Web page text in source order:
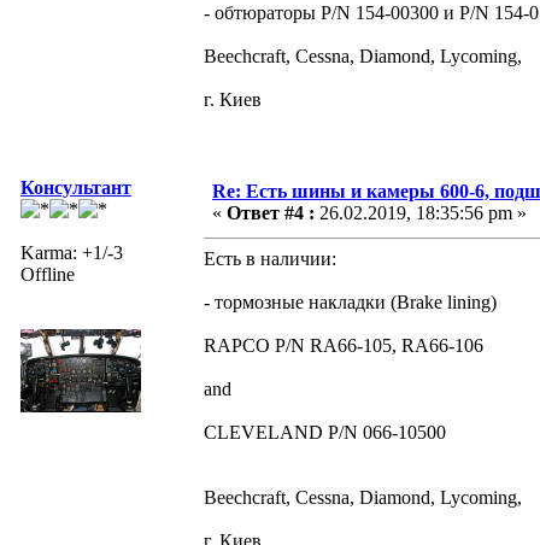
- обтюраторы P/N 154-00300 и P/N 154-
Beechcraft, Cessna, Diamond, Lycoming,
г. Киев
Консультант
Karma: +1/-3
Offline
Re: Есть шины и камеры 600-6,
« Ответ #4 : 26.02.2019, 18:35:56 pm »
Есть в наличии:
- тормозные накладки (Brake lining)
RAPCO P/N RA66-105, RA66-106
and
CLEVELAND P/N 066-10500
Beechcraft, Cessna, Diamond, Lycoming,
г. Киев